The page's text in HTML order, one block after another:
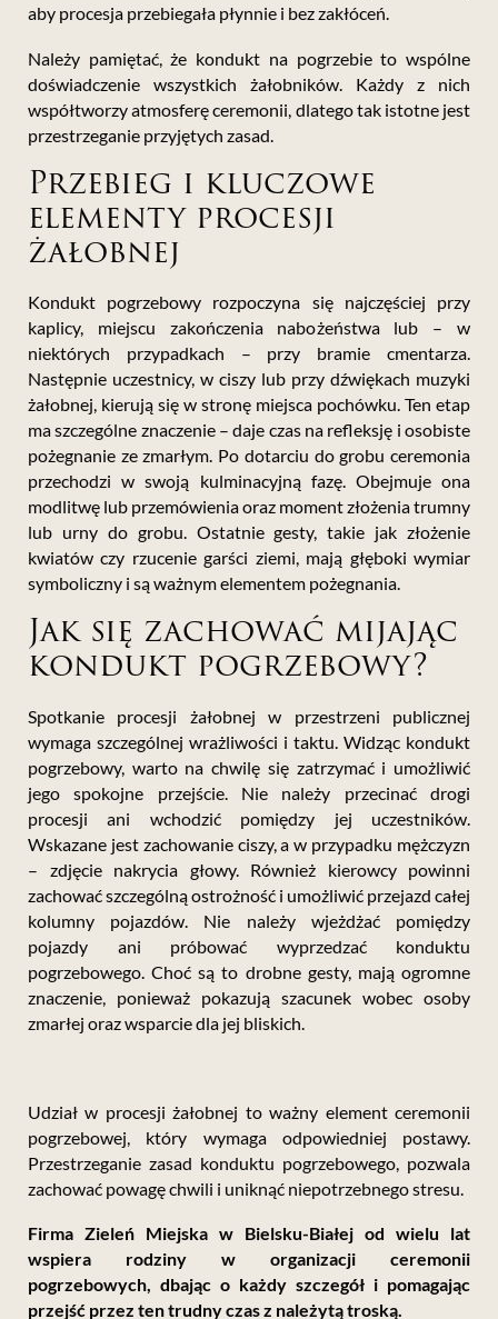
aby procesja przebiegała płynnie i bez zakłóceń.
Należy pamiętać, że kondukt na pogrzebie to wspólne
doświadczenie wszystkich żałobników. Każdy z nich
współtworzy atmosferę ceremonii, dlatego tak istotne jest
przestrzeganie przyjętych zasad.
Przebieg i kluczowe
elementy procesji
żałobnej
Kondukt pogrzebowy rozpoczyna się najczęściej przy
kaplicy, miejscu zakończenia nabożeństwa lub – w
niektórych przypadkach – przy bramie cmentarza.
Następnie uczestnicy, w ciszy lub przy dźwiękach muzyki
żałobnej, kierują się w stronę miejsca pochówku. Ten etap
ma szczególne znaczenie – daje czas na refleksję i osobiste
pożegnanie ze zmarłym. Po dotarciu do grobu ceremonia
przechodzi w swoją kulminacyjną fazę. Obejmuje ona
modlitwę lub przemówienia oraz moment złożenia trumny
lub urny do grobu. Ostatnie gesty, takie jak złożenie
kwiatów czy rzucenie garści ziemi, mają głęboki wymiar
symboliczny i są ważnym elementem pożegnania.
Jak się zachować mijając
kondukt pogrzebowy?
Spotkanie procesji żałobnej w przestrzeni publicznej
wymaga szczególnej wrażliwości i taktu. Widząc kondukt
pogrzebowy, warto na chwilę się zatrzymać i umożliwić
jego spokojne przejście. Nie należy przecinać drogi
procesji ani wchodzić pomiędzy jej uczestników.
Wskazane jest zachowanie ciszy, a w przypadku mężczyzn
– zdjęcie nakrycia głowy. Również kierowcy powinni
zachować szczególną ostrożność i umożliwić przejazd całej
kolumny pojazdów. Nie należy wjeżdżać pomiędzy
pojazdy ani próbować wyprzedzać konduktu
pogrzebowego.Choć są to drobne gesty, mają ogromne
znaczenie, ponieważ pokazują szacunek wobec osoby
zmarłej oraz wsparcie dla jej bliskich.
Udział w procesji żałobnej to ważny element ceremonii
pogrzebowej, który wymaga odpowiedniej postawy.
Przestrzeganie zasad konduktu pogrzebowego, pozwala
zachować powagę chwili i uniknąć niepotrzebnego stresu.
Firma Zieleń Miejska w Bielsku-Białej od wielu lat
wspiera rodziny w organizacji ceremonii
pogrzebowych, dbając o każdy szczegół i pomagając
przejść przez ten trudny czas z należytą troską.